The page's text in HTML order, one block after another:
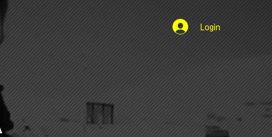
Login